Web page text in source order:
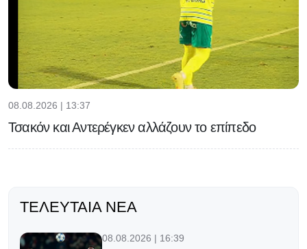
08.08.2026 | 13:37
Τσακόν και Αντερέγκεν αλλάζουν το επίπεδο
ΤΕΛΕΥΤΑΊΑ ΝΈΑ
08.08.2026 | 16:39